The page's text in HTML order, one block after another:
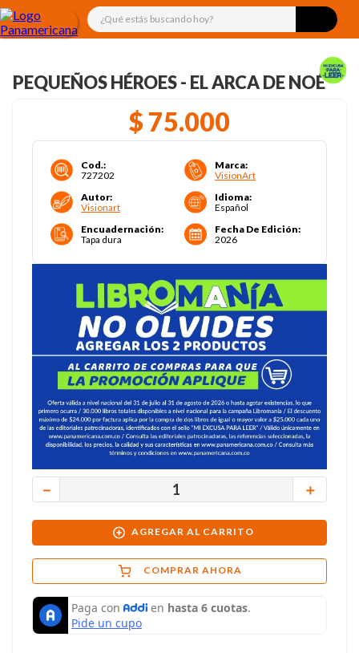
¿Qué estás buscando hoy?
PEQUEÑOS HÉROES - EL ARCA DE NOÉ
$ 75.000
Cod.:
727202
Marca:
VisionArt
Autor:
Visionart
Idioma:
Español
Encuadernación:
Tapa dura
Fecha De Edición:
2026
＋
－
AGREGAR AL CARRITO
COMPRAR AHORA